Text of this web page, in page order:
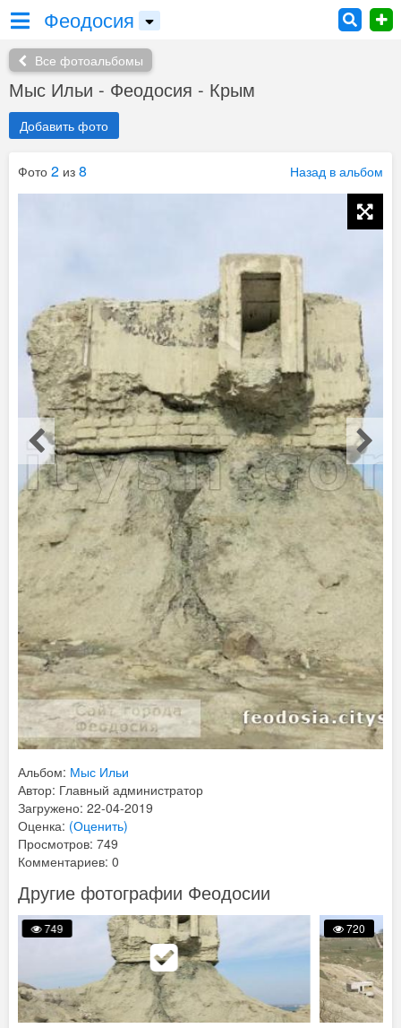
Феодосия
Все фотоальбомы
Мыс Ильи - Феодосия - Крым
Добавить фото
Фото 2 из 8 Назад в альбом
Альбом: Мыс Ильи
Автор: Главный администратор
Загружено: 22-04-2019
Оценка: (Оценить)
Просмотров: 749
Комментариев: 0
Другие фотографии Феодосии
749 720